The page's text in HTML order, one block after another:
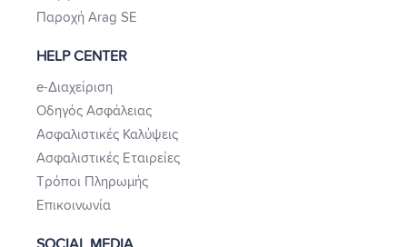
Παροχή Arag SE
HELP CENTER
e-Διαχείριση
Οδηγός Ασφάλειας
Ασφαλιστικές Καλύψεις
Ασφαλιστικές Εταιρείες
Τρόποι Πληρωμής
Επικοινωνία